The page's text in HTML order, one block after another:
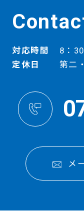
対応時間
8：
定休日
第二
メ